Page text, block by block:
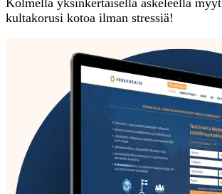
kultakorusi kotoa ilman stressiä!